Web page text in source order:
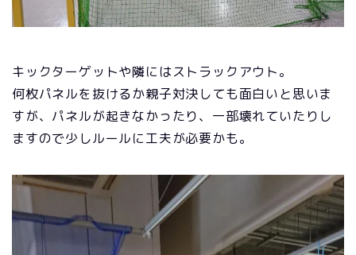
キックターゲットや隣にはストラックアウト。
何枚パネルを抜けるか親子対決しても面白いと思いま
すが、パネルが起きなかったり、一部壊れていたりし
ますので少しルールに工夫が必要かも。